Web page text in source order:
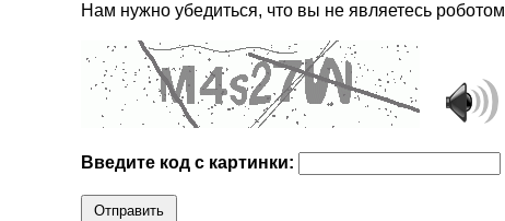
Нам нужно убедиться, что вы не являетесь роботом
Введите код с картинки:
Отправить